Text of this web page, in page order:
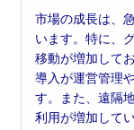
市場の成長は、
います。特に、
移動が増加して
導入が運営管理
す。また、遠隔
利用が増加してい